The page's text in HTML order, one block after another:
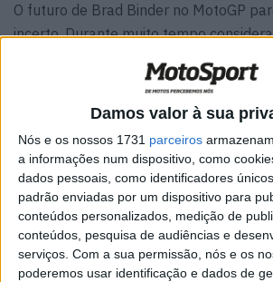
Damos valor à sua
Nós e os nossos 1731 parceiros
a informações num dispositivo, como
dados pessoais, como identificadores
padrão enviadas por um dispositivo para
conteúdos personalizados, medição de
conteúdos, pesquisa de audiências e
serviços. Com a sua permissão, nós e os
poderemos usar identificação e dados de
O futuro de Brad Binder no MotoGP
incerto. Durante muito tempo
do projeto da KTM, o sul-africano
lugar na equipa oficial para 2027. E, à
lugares disponíveis vão sendo
tornam-se cada vez mais reduzidas.
não está totalmente fora do jogo.
Neste momento, parece existir apenas
possibilidade: a Tech3. O mercado de
ganhar forma. Enea Bastianini na
Pedro Acosta junta-se oficialmente à